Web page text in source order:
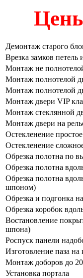
Демонтаж старого
Врезка замков петель
Монтаж не
Монтаж полнотелой
Монтаж полнотелой
Монтаж двери VIP
Монтаж стеклянной
Монтаж двери на
Остекленение простое
Остекленение
Обрезка полотна по
Обрезка полотна
Обрезка полотна
шпоном)
Обрезка и подгонка
Обрезка коробок
Востановление
шпона)
Роспуск панели
Изготовление паза
Монтаж доборов до
Установка портала